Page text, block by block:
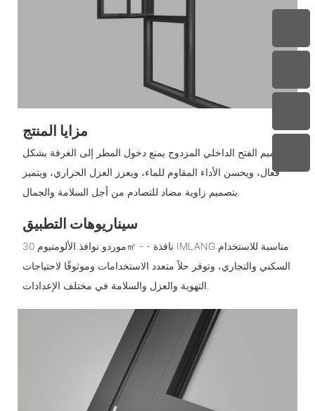
مزايا المنتج
تصميم الفتح الداخلي المزدوج يمنع دخول المطر إلى الغرفة بشكل
فعال، ويحسن الأداء المقاوم للماء، ويعزز العزل الحراري، ويتميز
سيناريوهات التطبيق
موردو نوافذ الألومنيوم 30㎡ - - نافذة IMLANG مناسبة للاستخدام
السكني والتجاري، وتوفر حلاً متعدد الاستخدامات وموثوقًا لاحتياجات